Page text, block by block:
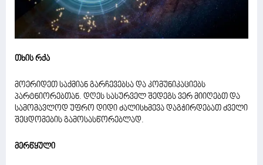
თხის რქა
მოერიდეთ საქმიან გარჩევებსა და კომუნიკაციებს
პარტნიორებთან. დღეს სასურველ შედეგს ვერ მიიღებთ და
სამომავლოდ უფრო დიდი ძალისხმევა დაგჭირდებათ ძველი
შეცდომების გამოსასწორებლად.
მერწყული